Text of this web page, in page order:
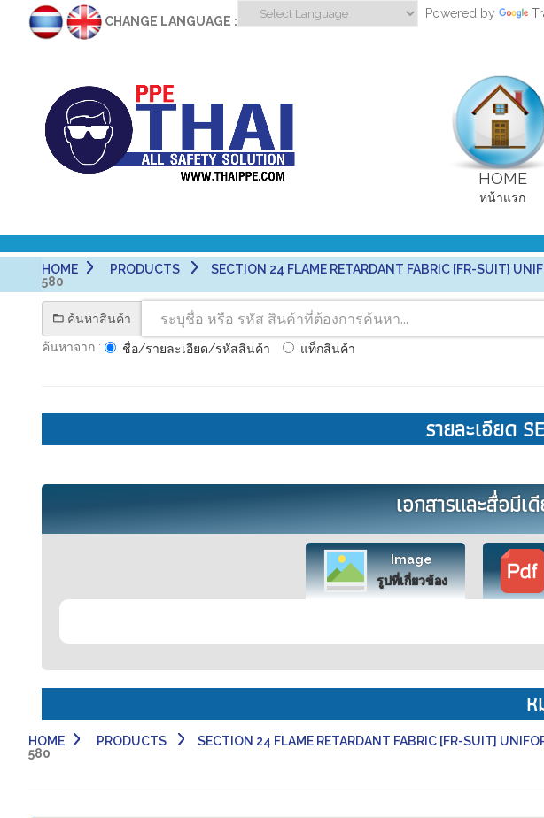
CHANGE LANGUAGE :
Powered by
HOME
หน้าแรก
HOME PRODUCTS SECTION 24 FLAME RETARDANT FABRIC [FR-SUIT]
580
ค้นหาสินค้า
ค้นหาจาก :
ชื่อ/รายละเอียด/รหัสสินค้า แท็กสินค้า
รายละเอียด
เอกสารและสื่อมีเ
Image
รูปที่เกี่ยวข้อง
HOME PRODUCTS SECTION 24 FLAME RETARDANT FABRIC [FR-SUIT]
580